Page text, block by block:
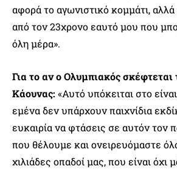
αφορά το αγωνιστικό κομμάτι, αλλά
από τον 23χρονο εαυτό μου που
όλη μέρα».
Για το αν ο Ολυμπιακός σκέφτεται
Κάουνας: «Αυτό υπόκειται στο
εμένα δεν υπάρχουν παιχνίδια
ευκαιρία να φτάσεις σε αυτόν τον
που θέλουμε και ονειρευόμαστε
χιλιάδες οπαδοί μας, που είναι όχι